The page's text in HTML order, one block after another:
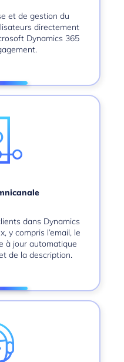
et de gestion du
directement
Dynamics 365
dans Dynamics
y compris l’email, le
à jour automatique
de la description.